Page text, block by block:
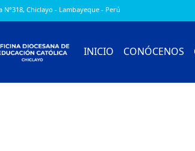
N°318, Chiclayo - Lambayeque - Perú
INICIO CONÓCENOS